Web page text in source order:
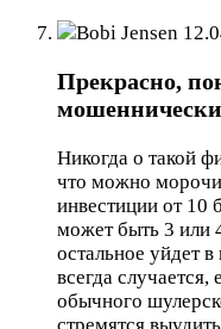
Bobi Jensen
Прекрасно,
Никогда о такой
что можно
инвестиции от 10
может быть 3 или
остальное уйдет
всегда случается,
обычного